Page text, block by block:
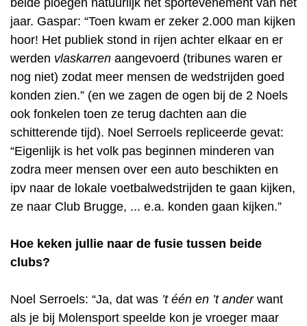
beide ploegen natuurlijk het sportevenement van het
jaar. Gaspar: “Toen kwam er zeker 2.000 man kijken
hoor! Het publiek stond in rijen achter elkaar en er
werden vlaskarren aangevoerd (tribunes waren er
nog niet) zodat meer mensen de wedstrijden goed
konden zien.” (en we zagen de ogen bij de 2 Noels
ook fonkelen toen ze terug dachten aan die
schitterende tijd). Noel Serroels repliceerde gevat:
“Eigenlijk is het volk pas beginnen minderen van
zodra meer mensen over een auto beschikten en
ipv naar de lokale voetbalwedstrijden te gaan kijken,
ze naar Club Brugge, ... e.a. konden gaan kijken.”
Hoe keken jullie naar de fusie tussen beide
clubs?
Noel Serroels: “Ja, dat was ’t één en ’t anderwant
als je bij Molensport speelde kon je vroeger maar